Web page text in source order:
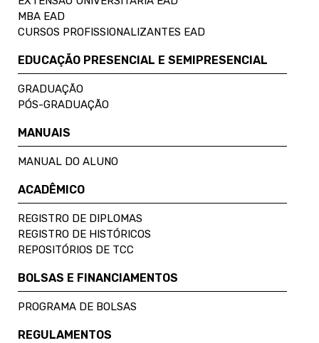
MBA EAD
CURSOS PROFISSIONALIZANTES EAD
EDUCAÇÃO PRESENCIAL E SEMIPRESENCIAL
GRADUAÇÃO
PÓS-GRADUAÇÃO
MANUAIS
MANUAL DO ALUNO
ACADÊMICO
REGISTRO DE DIPLOMAS
REGISTRO DE HISTÓRICOS
REPOSITÓRIOS DE TCC
BOLSAS E FINANCIAMENTOS
PROGRAMA DE BOLSAS
REGULAMENTOS